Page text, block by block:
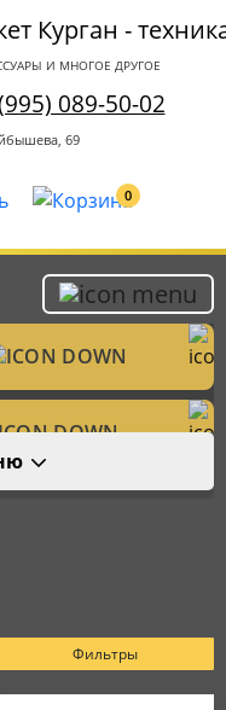
И МНОГОЕ ДРУГОЕ
089-50-02
69
0
Фильтры